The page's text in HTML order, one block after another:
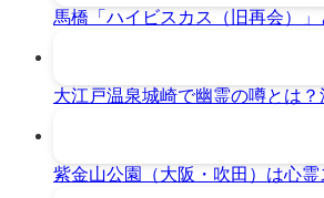
馬橋「ハイビスカス（旧再会）
大江戸温泉城崎で幽霊の噂とは
紫金山公園（大阪・吹田）は心